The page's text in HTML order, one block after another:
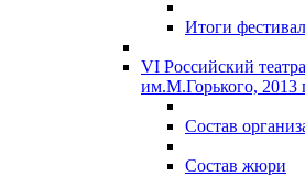
Итоги
VI Российский
им.М.Горького, 2013
Состав
Состав жюри